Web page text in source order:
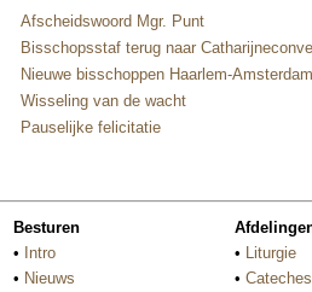
Afscheidswoord Mgr. Punt
Bisschopsstaf terug naar
Nieuwe bisschoppen Haarlem-
Wisseling van de wacht
Pauselijke felicitatie
Besturen
• Intro
• Nieuws
• Liturgie
•